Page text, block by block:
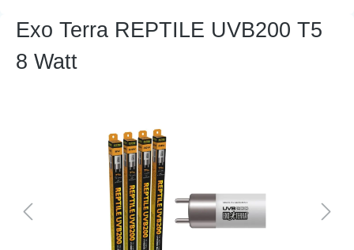
Exo Terra REPTILE UVB200 T5
8 Watt
Bildergalerie überspringen